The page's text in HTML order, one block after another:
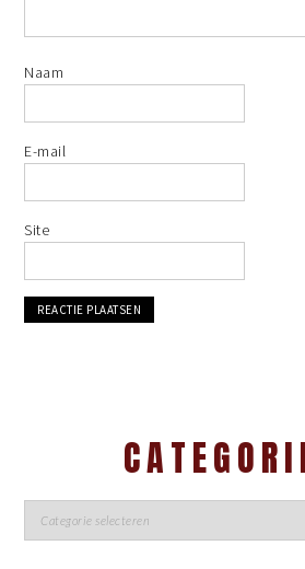
Naam
E-mail
Site